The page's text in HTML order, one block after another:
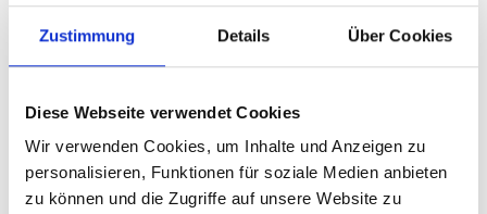
Zustimmung Details Über Cookies
Diese Webseite verwendet Cookies
Wir verwenden Cookies, um Inhalte und Anzeigen zu
personalisieren, Funktionen für soziale Medien anbieten
zu können und die Zugriffe auf unsere Website zu
Immo Bad Eilsen
Wohnungsanzeigen Bad Eilsen
Wohnung Bad Eilsen